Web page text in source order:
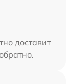
доставит